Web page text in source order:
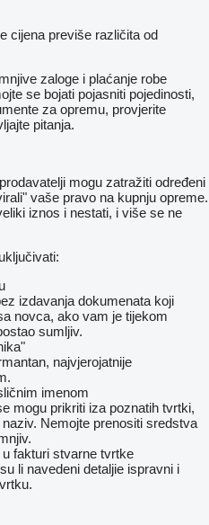
cijena previše različita od
zaloge i plaćanje robe
se bojati pojasniti pojedinosti,
za opremu, provjerite
pitanja.
mogu zatražiti određeni
vaše pravo na kupnju opreme.
iznos i nestati, i više se ne
izdavanja dokumenata koji
novca, ako vam je tijekom
sumljiv.
najvjerojatnije
imenom
mogu prikriti iza poznatih tvrtki,
Nemojte prenositi sredstva
fakturi stvarne tvrtke
li navedeni detaljie ispravni i